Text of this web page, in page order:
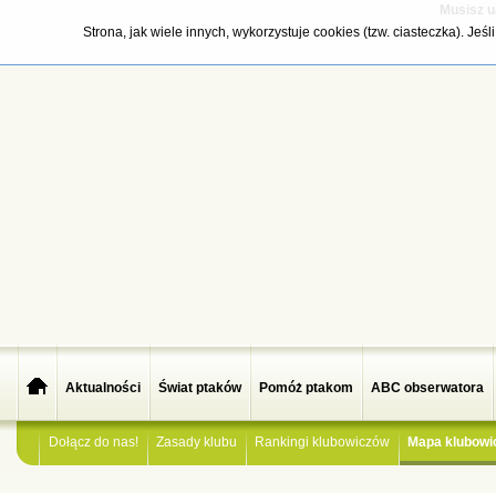
Strona, jak wiele innych, wykorzystuje cookies (tzw. ciasteczka).
Musisz
Aktualności Świat ptaków Pomóż ptakom ABC obserwatora
Dołącz do nas! Zasady klubu Rankingi klubowiczów Mapa